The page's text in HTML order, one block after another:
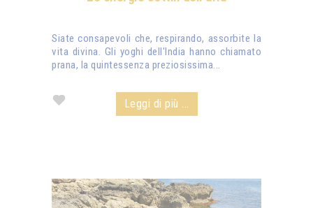
Siate consapevoli che, respirando, assorbite la
vita divina. Gli yoghi dell'India hanno chiamato
prana, la quintessenza preziosissima...
Leggi di più ...